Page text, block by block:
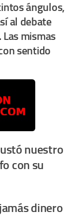
ángulos,
al debate
mismas
sentido
nuestro
con su
dinero